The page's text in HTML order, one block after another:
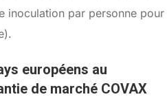
inoculation par personne pour